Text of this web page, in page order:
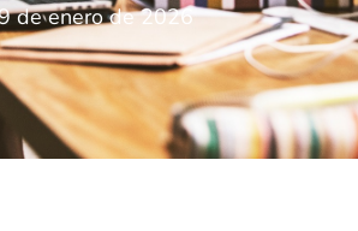
de enero de 2026